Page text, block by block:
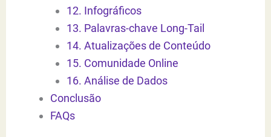
12. Infográficos
13. Palavras-chave Long-Tail
14. Atualizações de Conteúdo
15. Comunidade Online
16. Análise de Dados
Conclusão
FAQs